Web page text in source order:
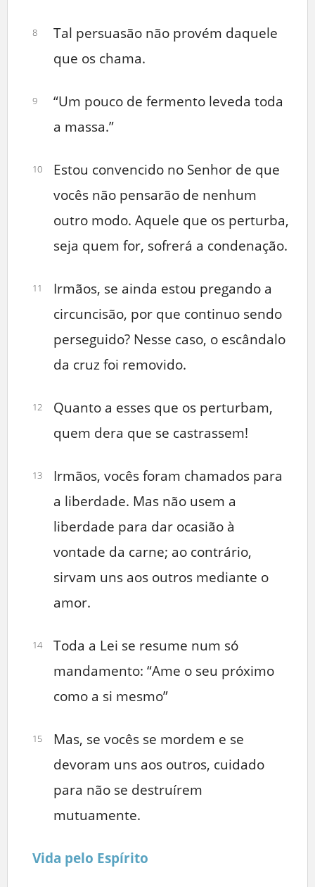
8
Tal persuasão não provém daquele
que os chama.
9
“Um pouco de fermento leveda toda
a massa.”
10
Estou convencido no Senhor de que
vocês não pensarão de nenhum
outro modo. Aquele que os perturba,
seja quem for, sofrerá a condenação.
11
Irmãos, se ainda estou pregando a
circuncisão, por que continuo sendo
perseguido? Nesse caso, o escândalo
da cruz foi removido.
12
Quanto a esses que os perturbam,
quem dera que se castrassem!
13
Irmãos, vocês foram chamados para
a liberdade. Mas não usem a
liberdade para dar ocasião à
vontade da carne; ao contrário,
sirvam uns aos outros mediante o
amor.
14
Toda a Lei se resume num só
mandamento: “Ame o seu próximo
como a si mesmo”
15
Mas, se vocês se mordem e se
devoram uns aos outros, cuidado
para não se destruírem
mutuamente.
Vida pelo Espírito